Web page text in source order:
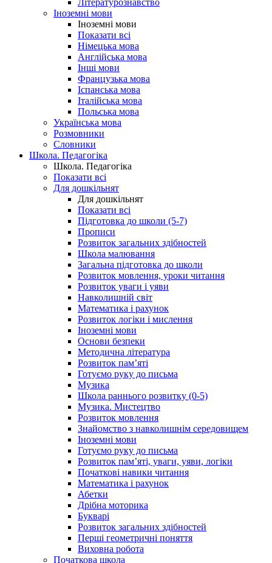
Літературознавство
Іноземні мови
Іноземні мови
Показати всі
Німецька мова
Англійська мова
Інші мови
Французька мова
Іспанська мова
Італійська мова
Польська мова
Українська мова
Розмовники
Словники
Школа. Педагогіка
Школа. Педагогіка
Показати всі
Для дошкільнят
Для дошкільнят
Показати всі
Підготовка до школи (5-7)
Прописи
Розвиток загальних здібностей
Школа малювання
Загальна підготовка до школи
Розвиток мовлення, уроки читання
Розвиток уваги і уяви
Навколишній світ
Математика і рахунок
Розвиток логіки і мислення
Іноземні мови
Основи безпеки
Методична література
Розвиток пам’яті
Готуємо руку до письма
Музика
Школа раннього розвитку (0-5)
Музика. Мистецтво
Розвиток мовлення
Знайомство з навколишнім середовищем
Іноземні мови
Готуємо руку до письма
Розвиток пам’яті, уваги, уяви, логіки
Початкові навики читання
Математика і рахунок
Абетки
Дрібна моторика
Букварі
Розвиток загальних здібностей
Перші геометричні поняття
Виховна робота
Початкова школа